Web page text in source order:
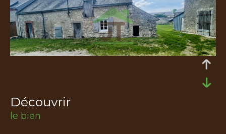
découvrir
le bien